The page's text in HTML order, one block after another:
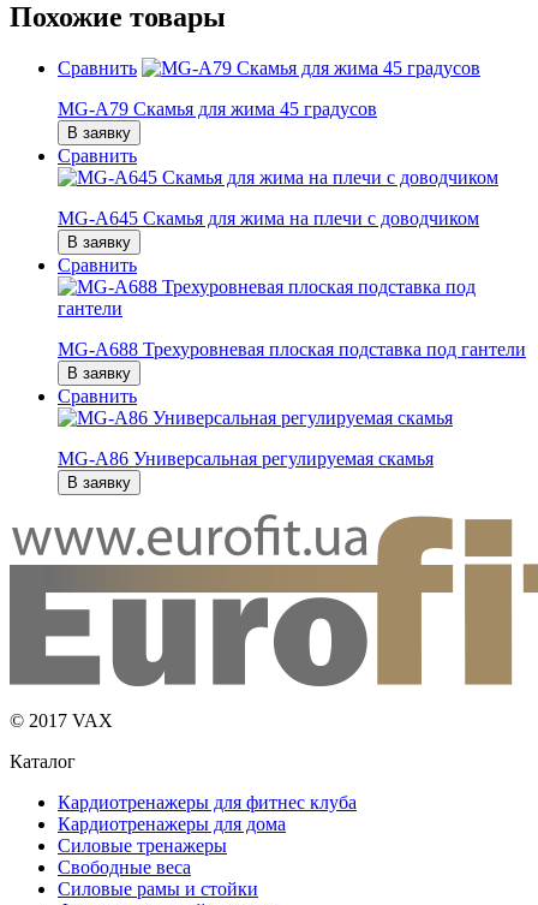
Похожие товары
Сравнить
MG-A79 Скамья для жима 45 градусов
В заявку
Сравнить
MG-A645 Скамья для жима на плечи с доводчиком
В заявку
Сравнить
MG-A688 Трехуровневая плоская подставка под гантели
В заявку
Сравнить
MG-A86 Универсальная регулируемая скамья
В заявку
© 2017 VAX
Каталог
Кардиотренажеры для фитнес клуба
Кардиотренажеры для дома
Силовые тренажеры
Свободные веса
Силовые рамы и стойки